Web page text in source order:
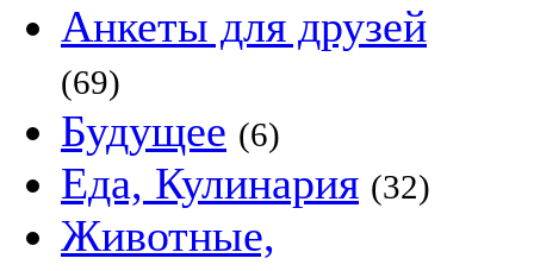
Анкеты для друзей
(69)
Будущее (6)
Еда, Кулинария (32)
Животные,